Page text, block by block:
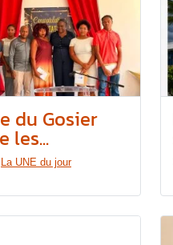
du Gosier
les...
La UNE du jour